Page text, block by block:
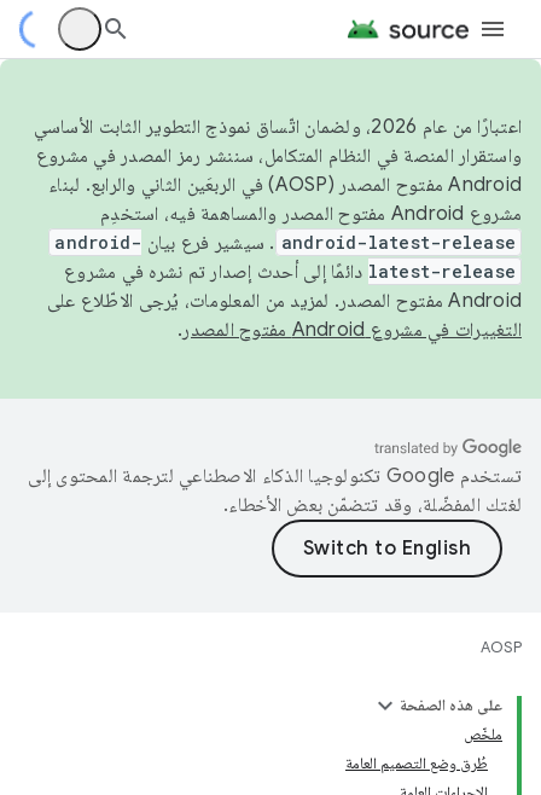
اعتبارًا من عام 2026، ولضمان اتّساق نموذج التطوير الثابت الأساسي
واستقرار المنصة في النظام المتكامل، سننشر رمز المصدر في مشروع
Android مفتوح المصدر (AOSP) في الربعَين الثاني والرابع. لبناء
مشروع Android مفتوح المصدر والمساهمة فيه، استخدِم
android-latest-release . سيشير فرع بيان android-
latest-release دائمًا إلى أحدث إصدار تم نشره في مشروع
Android مفتوح المصدر. لمزيد من المعلومات، يُرجى الاطّلاع على
التغييرات في مشروع Android مفتوح المصدر
.
تستخدم Google تكنولوجيا الذكاء الاصطناعي لترجمة المحتوى إلى
لغتك المفضّلة، وقد تتضمّن بعض الأخطاء.
AOSP
على هذه الصفحة
ملخّص
طُرق وضع التصميم العامة